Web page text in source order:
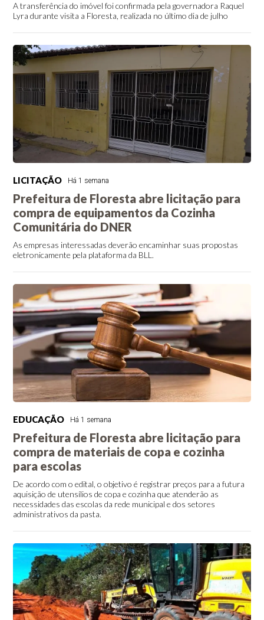
A transferência do imóvel foi confirmada pela governadora Raquel
Lyra durante visita a Floresta, realizada no último dia de julho
LICITAÇÃO Há 1 semana
Prefeitura de Floresta abre licitação para
compra de equipamentos da Cozinha
Comunitária do DNER
As empresas interessadas deverão encaminhar suas propostas
eletronicamente pela plataforma da BLL.
EDUCAÇÃO Há 1 semana
Prefeitura de Floresta abre licitação para
compra de materiais de copa e cozinha
para escolas
De acordo com o edital, o objetivo é registrar preços para a futura
aquisição de utensílios de copa e cozinha que atenderão as
necessidades das escolas da rede municipal e dos setores
administrativos da pasta.